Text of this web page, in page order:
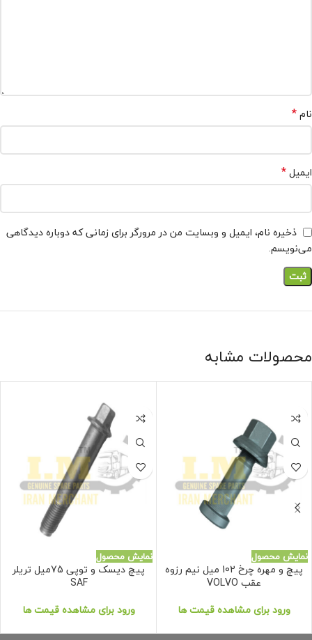
نام*
ایمیل*
ذخیره نام، ایمیل و وبسایت من در مرورگر برای زمانی که دوباره دیدگاهی
می‌نویسم.
محصولات مشابه
نمایش محصول
پیچ و مهره چرخ 102 میل نیم رزوه
عقب VOLVO
ورود برای مشاهده قیمت ها
نمایش محصول
پیچ دیسک و توپی 75میل تریلر
SAF
ورود برای مشاهده قیمت ها